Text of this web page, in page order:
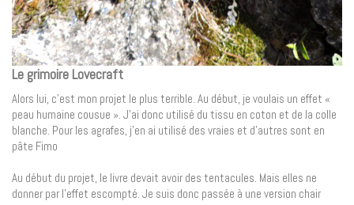
Le grimoire Lovecraft
Alors lui, c’est mon projet le plus terrible. Au début, je voulais un effet «
peau humaine cousue ». J’ai donc utilisé du tissu en coton et de la colle
blanche. Pour les agrafes, j’en ai utilisé des vraies et d’autres sont en
pâte Fimo
Au début du projet, le livre devait avoir des tentacules. Mais elles ne
donner par l’effet escompté. Je suis donc passée à une version chair